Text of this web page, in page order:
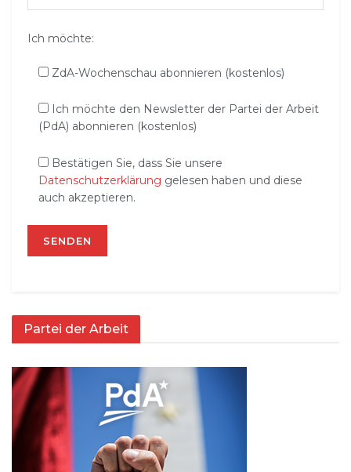
Ich möchte:
ZdA-Wochenschau abonnieren (kostenlos)
Ich möchte den Newsletter der Partei der Arbeit
(PdA) abonnieren (kostenlos)
Bestätigen Sie, dass Sie unsere
Datenschutzerklärung gelesen haben und diese
auch akzeptieren.
Partei der Arbeit